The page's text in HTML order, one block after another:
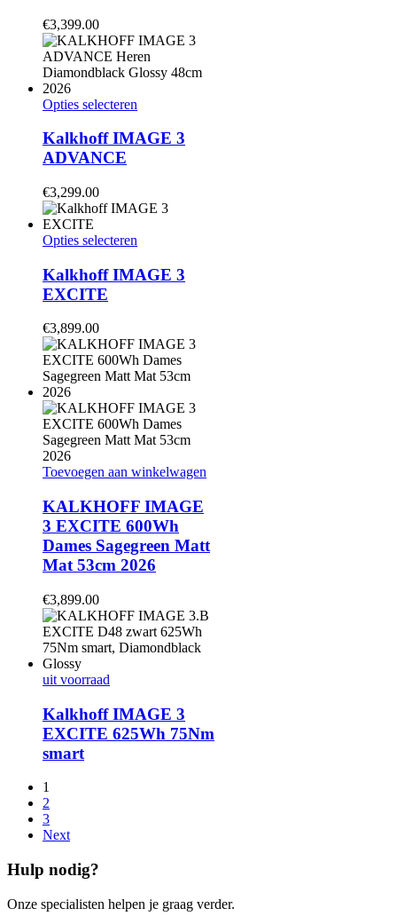
€3,399.00
Opties selecteren
heeft
kan
worden
de
Kalkhoff IMAGE 3
ADVANCE
€3,299.00
Opties selecteren
heeft
meerdere
kan
gekozen
worden
de
productpagina
Kalkhoff IMAGE 3
EXCITE
€3,899.00
Toevoegen aan winkelwagen
KALKHOFF IMAGE
3 EXCITE 600Wh
Dames Sagegreen Matt
Mat 53cm 2026
€3,899.00
uit voorraad
Kalkhoff IMAGE 3
EXCITE 625Wh 75Nm
smart
1
2
3
Next
Hulp nodig?
Onze specialisten helpen je graag verder.